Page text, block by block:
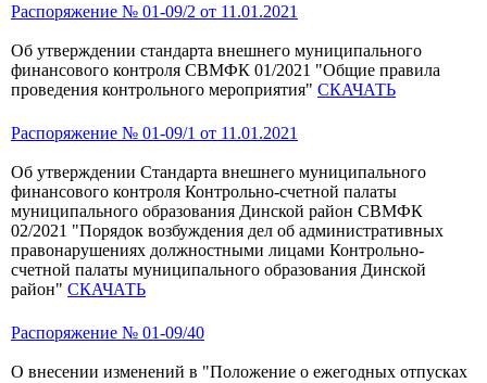
Распоряжение № 01-09/2 от 11.01.2021
Об утверждении стандарта внешнего муниципального
финансового контроля СВМФК 01/2021 "Общие правила
проведения контрольного мероприятия" СКАЧАТЬ
Распоряжение № 01-09/1 от 11.01.2021
Об утверждении Стандарта внешнего муниципального
финансового контроля Контрольно-счетной палаты
муниципального образования Динской район СВМФК
02/2021 "Порядок возбуждения дел об административных
правонарушениях должностными лицами Контрольно-
счетной палаты муниципального образования Динской
район" СКАЧАТЬ
Распоряжение № 01-09/40
О внесении изменений в "Положение о ежегодных отпусках